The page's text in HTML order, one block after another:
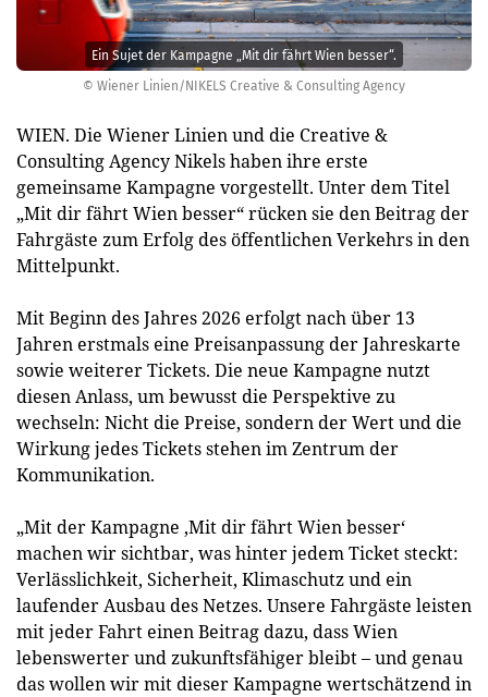
© Wiener Linien/NIKELS Creative & Consulting Agency
Ein Sujet der Kampagne „Mit dir fährt Wien besser“.
WIEN. Die Wiener Linien und die Creative &
Consulting Agency Nikels haben ihre erste
gemeinsame Kampagne vorgestellt. Unter dem Titel
„Mit dir fährt Wien besser“ rücken sie den Beitrag der
Fahrgäste zum Erfolg des öffentlichen Verkehrs in den
Mittelpunkt.
Mit Beginn des Jahres 2026 erfolgt nach über 13
Jahren erstmals eine Preisanpassung der Jahreskarte
sowie weiterer Tickets. Die neue Kampagne nutzt
diesen Anlass, um bewusst die Perspektive zu
wechseln: Nicht die Preise, sondern der Wert und die
Wirkung jedes Tickets stehen im Zentrum der
Kommunikation.
„Mit der Kampagne ‚Mit dir fährt Wien besser‘
machen wir sichtbar, was hinter jedem Ticket steckt:
Verlässlichkeit, Sicherheit, Klimaschutz und ein
laufender Ausbau des Netzes. Unsere Fahrgäste leisten
mit jeder Fahrt einen Beitrag dazu, dass Wien
lebenswerter und zukunftsfähiger bleibt – und genau
das wollen wir mit dieser Kampagne wertschätzend in